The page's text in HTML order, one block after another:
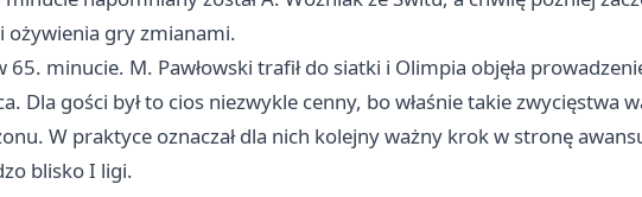
ożywienia gry zmianami.
minucie. M. Pawłowski trafił do siatki i Olimpia objęła
Dla gości był to cios niezwykle cenny, bo właśnie takie zwycięstwa
W praktyce oznaczał dla nich kolejny ważny krok w stronę
blisko I ligi.